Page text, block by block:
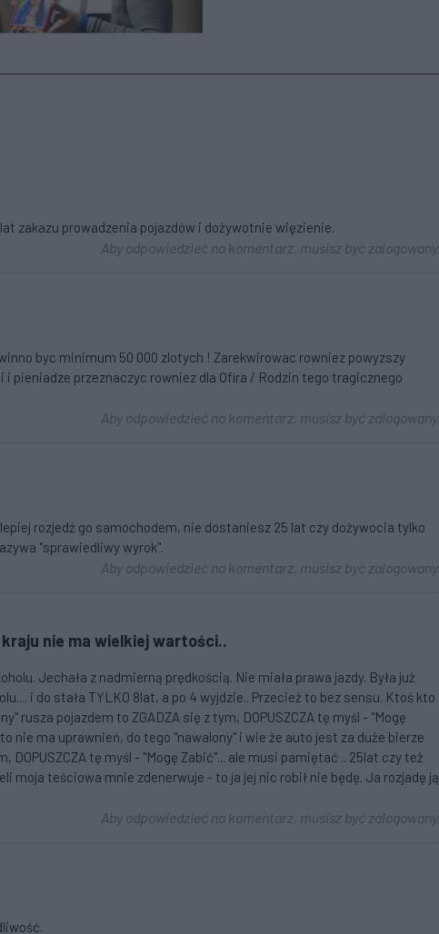
zakazu prowadzenia pojazdów i dożywotnie więzienie.
Aby odpowiedzieć na komentarz, musisz być zalogowany.
byc minimum 50 000 zlotych ! Zarekwirowac rowniez powyzszy
pieniadze przeznaczyc rowniez dla Ofira / Rodzin tego tragicznego
Aby odpowiedzieć na komentarz, musisz być zalogowany.
rozjedź go samochodem, nie dostaniesz 25 lat czy dożywocia tylko
"sprawiedliwy wyrok".
Aby odpowiedzieć na komentarz, musisz być zalogowany.
nie ma wielkiej wartości..
Jechała z nadmierną prędkością. Nie miała prawa jazdy. Była już
i do stała TYLKO 8lat, a po 4 wyjdzie.. Przecież to bez sensu. Ktoś kto
rusza pojazdem to ZGADZA się z tym, DOPUSZCZA tę myśl - "Mogę
nie ma uprawnień, do tego "nawalony" i wie że auto jest za duże bierze
DOPUSZCZA tę myśl - "Mogę Zabić"... ale musi pamiętać .. 25lat czy też
moja teściowa mnie zdenerwuje - to ja jej nic robił nie będę. Ja rozjadę ją
Aby odpowiedzieć na komentarz, musisz być zalogowany.